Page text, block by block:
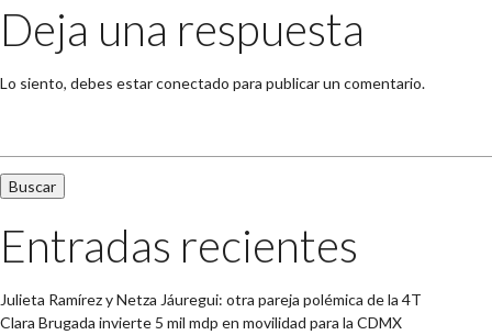
Deja una respuesta
Lo siento, debes estarconectado para publicar un comentario.
Entradas recientes
Julieta Ramírez y Netza Jáuregui: otra pareja polémica de la 4T
Clara Brugada invierte 5 mil mdp en movilidad para la CDMX